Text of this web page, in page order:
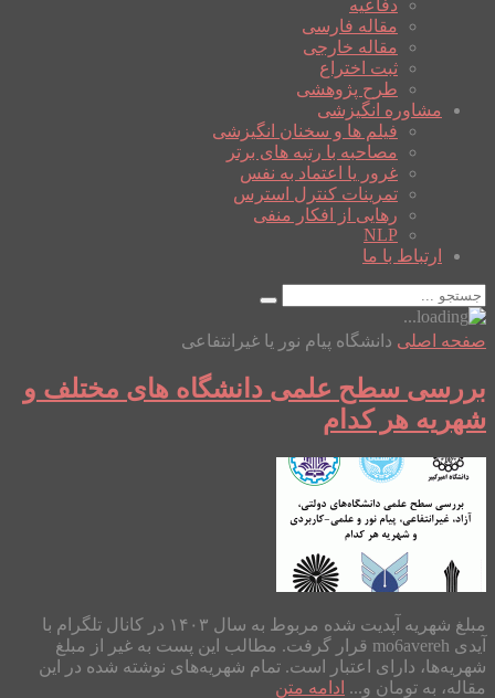
دفاعیه
مقاله فارسی
مقاله خارجی
ثبت اختراع
طرح پژوهشی
مشاوره انگیزشی
فیلم ها و سخنان انگیزشی
مصاحبه با رتبه های برتر
غرور یا اعتماد به نفس
تمرینات کنترل استرس
رهایی از افکار منفی
NLP
ارتباط با ما
صفحه اصلی دانشگاه پیام نور یا غیرانتفاعی
بررسی سطح علمی دانشگاه های مختلف و
شهریه هر کدام
مبلغ شهریه آپدیت شده مربوط به سال ۱۴۰۳ در کانال تلگرام با
آیدی mo6avereh قرار گرفت. مطالب این پست به غیر از مبلغ
شهریه‌ها، دارای اعتبار است. تمام شهریه‌های نوشته شده در این
مقاله، به تومان و... ادامه متن